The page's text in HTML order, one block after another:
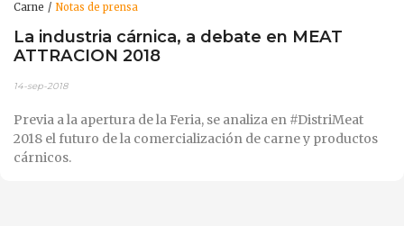
Carne Notas de prensa
La industria cárnica, a debate en MEAT
ATTRACION 2018
14-sep-2018
Previa a la apertura de la Feria, se analiza en #DistriMeat
2018 el futuro de la comercialización de carne y productos
cárnicos.